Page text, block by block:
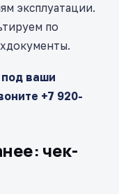
эксплуатации.
по
под ваши
+7 920-
чек-